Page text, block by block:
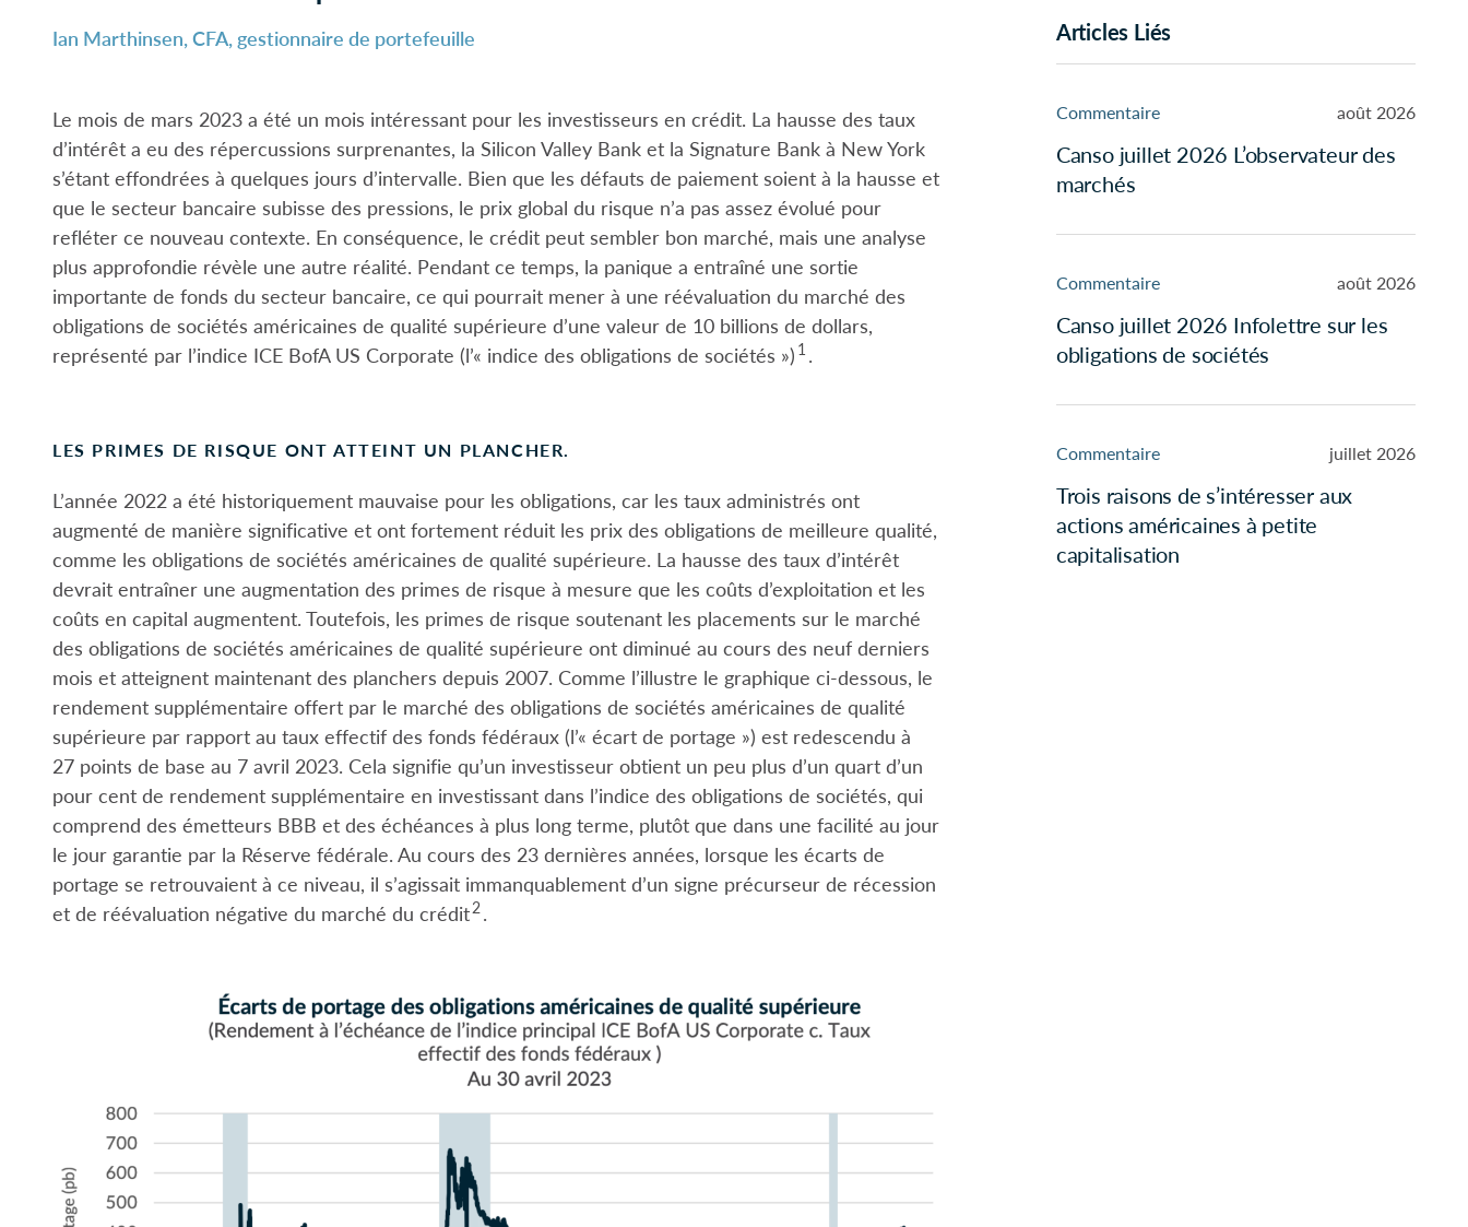
Ian Marthinsen, CFA, gestionnaire de portefeuille
Le mois de mars 2023 a été un mois intéressant pour les investisseurs en crédit. La hausse des taux
d’intérêt a eu des répercussions surprenantes, la Silicon Valley Bank et la Signature Bank à New York
s’étant effondrées à quelques jours d’intervalle. Bien que les défauts de paiement soient à la hausse et
que le secteur bancaire subisse des pressions, le prix global du risque n’a pas assez évolué pour
refléter ce nouveau contexte. En conséquence, le crédit peut sembler bon marché, mais une analyse
plus approfondie révèle une autre réalité. Pendant ce temps, la panique a entraîné une sortie
importante de fonds du secteur bancaire, ce qui pourrait mener à une réévaluation du marché des
obligations de sociétés américaines de qualité supérieure d’une valeur de 10 billions de dollars,
représenté par l’indice ICE BofA US Corporate (l’« indice des obligations de sociétés ») 1 .
LES PRIMES DE RISQUE ONT ATTEINT UN PLANCHER.
L’année 2022 a été historiquement mauvaise pour les obligations, car les taux administrés ont
augmenté de manière significative et ont fortement réduit les prix des obligations de meilleure qualité,
comme les obligations de sociétés américaines de qualité supérieure. La hausse des taux d’intérêt
devrait entraîner une augmentation des primes de risque à mesure que les coûts d’exploitation et les
coûts en capital augmentent. Toutefois, les primes de risque soutenant les placements sur le marché
des obligations de sociétés américaines de qualité supérieure ont diminué au cours des neuf derniers
mois et atteignent maintenant des planchers depuis 2007. Comme l’illustre le graphique ci-dessous, le
rendement supplémentaire offert par le marché des obligations de sociétés américaines de qualité
supérieure par rapport au taux effectif des fonds fédéraux (l’« écart de portage ») est redescendu à
27 points de base au 7 avril 2023. Cela signifie qu’un investisseur obtient un peu plus d’un quart d’un
pour cent de rendement supplémentaire en investissant dans l’indice des obligations de sociétés, qui
comprend des émetteurs BBB et des échéances à plus long terme, plutôt que dans une facilité au jour
le jour garantie par la Réserve fédérale. Au cours des 23 dernières années, lorsque les écarts de
portage se retrouvaient à ce niveau, il s’agissait immanquablement d’un signe précurseur de récession
et de réévaluation négative du marché du crédit2.
Articles Liés
Commentaire août 2026
Canso juillet 2026 L’observateur des
marchés
Commentaire août 2026
Canso juillet 2026 Infolettre sur les
obligations de sociétés
Commentaire juillet 2026
Trois raisons de s’intéresser aux
actions américaines à petite
capitalisation